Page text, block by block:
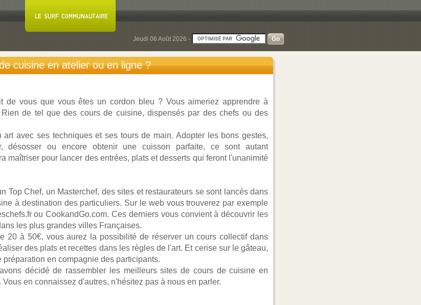
Jeudi 06 Août 2026 -
cuisine en atelier ou en ligne ?
de vous que vous êtes un cordon bleu ? Vous aimeriez apprendre à
de tel que des cours de cuisine, dispensés par des chefs ou des
art avec ses techniques et ses tours de main. Adopter les bons gestes,
désosser ou encore obtenir une cuisson parfaite, ce sont autant
maîtriser pour lancer des entrées, plats et desserts qui feront l'unanimité
Top Chef, un Masterchef, des sites et restaurateurs se sont lancés dans
à destination des particuliers. Sur le web vous trouverez par exemple
ou CookandGo.com. Ces derniers vous convient à découvrir les
les plus grandes villes Françaises.
20 à 50€, vous aurez la possibilité de réserver un cours collectif dans
des plats et recettes dans les règles de l'art. Et cerise sur le gâteau,
préparation en compagnie des participants.
décidé de rassembler les meilleurs sites de cours de cuisine en
en connaissez d'autres, n'hésitez pas à nous en parler.